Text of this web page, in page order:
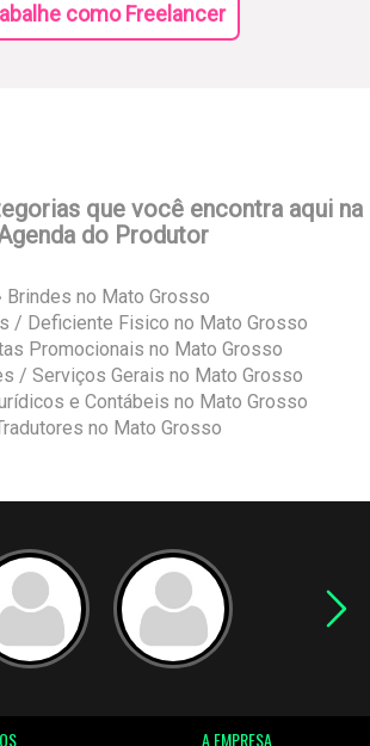
como Freelancer
que você encontra aqui na
do Produtor
Brindes no Mato Grosso
/ Deficiente Fisico no Mato Grosso
Promocionais no Mato Grosso
/ Serviços Gerais no Mato Grosso
e Contábeis no Mato Grosso
no Mato Grosso
A EMPRESA